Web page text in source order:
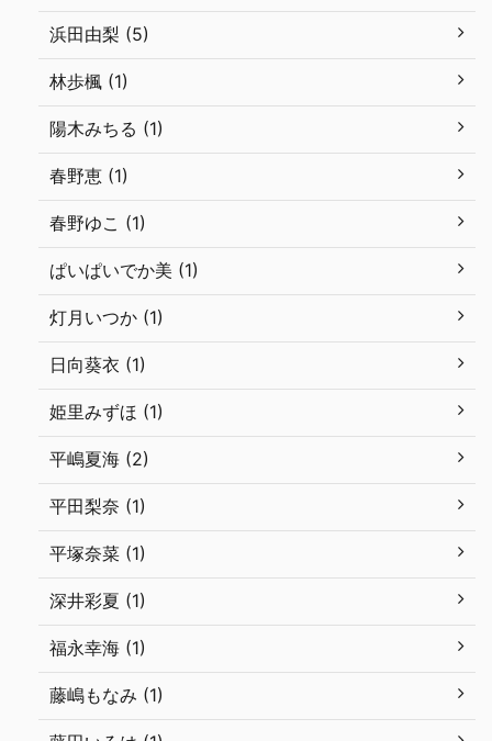
浜田由梨 (5)
林歩楓 (1)
陽木みちる (1)
春野恵 (1)
春野ゆこ (1)
ぱいぱいでか美 (1)
灯月いつか (1)
日向葵衣 (1)
姫里みずほ (1)
平嶋夏海 (2)
平田梨奈 (1)
平塚奈菜 (1)
深井彩夏 (1)
福永幸海 (1)
藤嶋もなみ (1)